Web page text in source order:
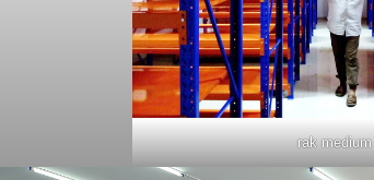
rak medium